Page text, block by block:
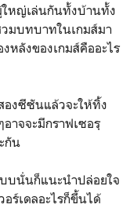
ใหญ่เล่นกันทั้งบ้านทั้ง
วมบทบาทในเกมส์มา
หลังของเกมส์คืออะไร
องซีซันแล้วจะให้ทิ้ง
าจจะมีกราฟเซอรฺ
กัน
บบนั่นก็แนะนำปล่อยใจ
อร์เดลอะไรก็ขึ้นได้